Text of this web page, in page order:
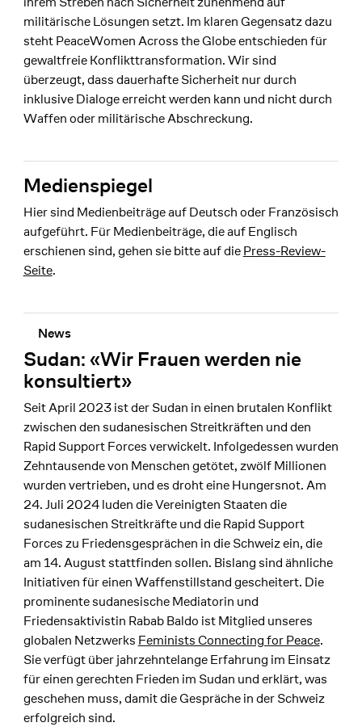
militärische Lösungen setzt. Im klaren Gegensatz dazu
steht PeaceWomen Across the Globe entschieden für
gewaltfreie Konflikttransformation. Wir sind
überzeugt, dass dauerhafte Sicherheit nur durch
inklusive Dialoge erreicht werden kann und nicht durch
Waffen oder militärische Abschreckung.
Medienspiegel
Hier sind Medienbeiträge auf Deutsch oder Französisch
aufgeführt. Für Medienbeiträge, die auf Englisch
erschienen sind, gehen sie bitte auf diePress-Review-
Seite.
Sudan: «Wir Frauen werden nie
konsultiert»
News
Seit April 2023 ist der Sudan in einen brutalen Konflikt
zwischen den sudanesischen Streitkräften und den
Rapid Support Forces verwickelt. Infolgedessen wurden
Zehntausende von Menschen getötet, zwölf Millionen
wurden vertrieben, und es droht eine Hungersnot. Am
24. Juli 2024 luden die Vereinigten Staaten die
sudanesischen Streitkräfte und die Rapid Support
Forces zu Friedensgesprächen in die Schweiz ein, die
am 14. August stattfinden sollen. Bislang sind ähnliche
Initiativen für einen Waffenstillstand gescheitert. Die
prominente sudanesische Mediatorin und
Friedensaktivistin Rabab Baldo ist Mitglied unseres
globalen Netzwerks Feminists Connecting for Peace.
Sie verfügt über jahrzehntelange Erfahrung im Einsatz
für einen gerechten Frieden im Sudan und erklärt, was
geschehen muss, damit die Gespräche in der Schweiz
erfolgreich sind.